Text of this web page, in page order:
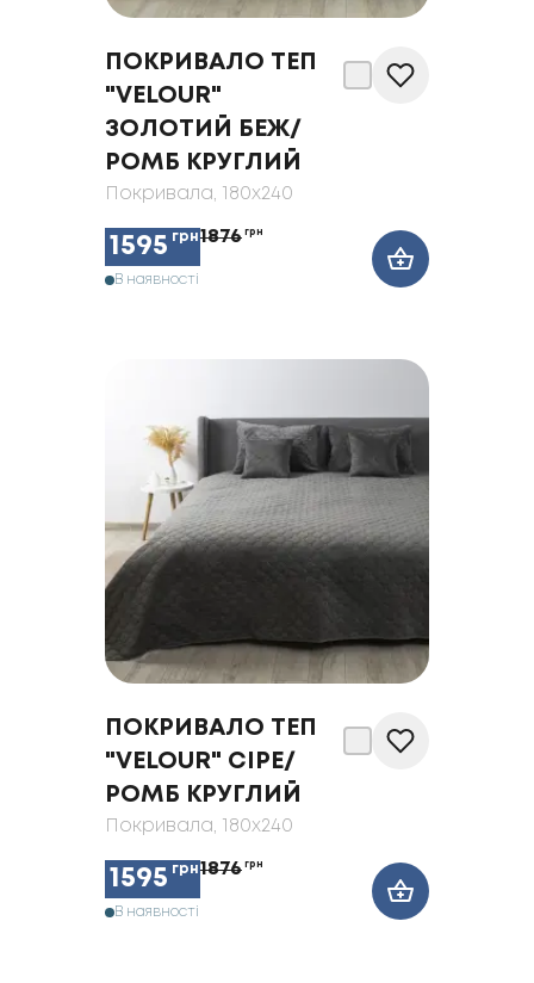
ПОКРИВАЛО ТЕП
"VELOUR"
ЗОЛОТИЙ БЕЖ/
РОМБ КРУГЛИЙ
Покривала, 180x240
1595 грн1876 грн
В наявності
ПОКРИВАЛО ТЕП
"VELOUR" СІРЕ/
РОМБ КРУГЛИЙ
Покривала, 180x240
1595 грн1876 грн
В наявності